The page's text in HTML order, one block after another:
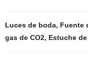
Luces de boda, Fuente
gas de CO2, Estuche